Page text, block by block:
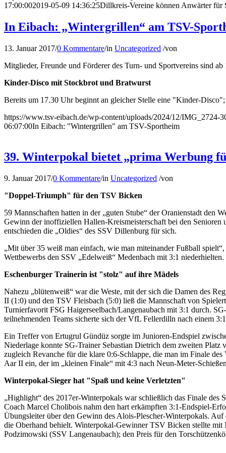
17:00:002019-05-09 14:36:25Dillkreis-Vereine können Anwärter für
In Eibach: „Wintergrillen“ am TSV-
13. Januar 2017/0 Kommentare/in Uncategorized /von
Mitglieder, Freunde und Förderer des Turn- und Sportvereins sind
Kinder-Disco mit Stockbrot und Bratwurst
Bereits um 17.30 Uhr beginnt an gleicher Stelle eine "Kinder-
https://www.tsv-eibach.de/wp-content/uploads/2024/12/IMG_2724-
06:07:00In Eibach: "Wintergrillen" am TSV-Sportheim
39. Winterpokal bietet „prima Werbung
9. Januar 2017/0 Kommentare/in Uncategorized /von
"Doppel-Triumph" für den TSV Bicken
59 Mannschaften hatten in der „guten Stube“ der Oranienstadt den
Gewinn der inoffiziellen Hallen-Kreismeisterschaft bei den Senioren
entschieden die „Oldies“ des SSV Dillenburg für sich.
„Mit über 35 weiß man einfach, wie man miteinander Fußball
Wettbewerbs den SSV „Edelweiß“ Medenbach mit 3:1
Eschenburger Trainerin ist "stolz" auf ihre Mädels
Nahezu „blütenweiß“ war die Weste, mit der sich die Damen des
II (1:0) und den TSV Fleisbach (5:0) ließ die Mannschaft von
Turnierfavorit FSG Haigerseelbach/Langenaubach mit 3:1 durch.
teilnehmenden Teams sicherte sich der VfL Fellerdilln nach einem
Ein Treffer von Ertugrul Gündüz sorgte im Junioren-Endspiel
Niederlage konnte SG-Trainer Sebastian Dietrich dem zweiten
zugleich Revanche für die klare 0:6-Schlappe, die man im Finale
Aar II ein, der im „kleinen Finale“ mit 4:3 nach Neun-Meter-
Winterpokal-Sieger hat "Spaß und keine Verletzten"
„Highlight“ des 2017er-Winterpokals war schließlich das Finale
Coach Marcel Cholibois nahm den hart erkämpften 3:1-Endspiel-
Übungsleiter über den Gewinn des Alois-Plescher-Winterpokals.
die Oberhand behielt. Winterpokal-Gewinner TSV Bicken stellte mit
Podzimowski (SSV Langenaubach); den Preis für den